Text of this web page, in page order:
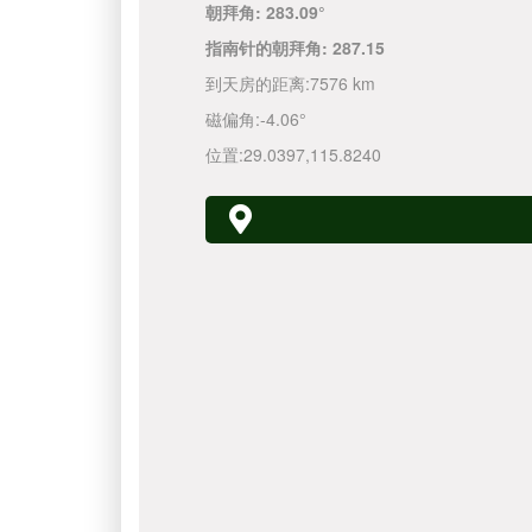
朝拜角: 283.09°
指南针的朝拜角: 287.15
到天房的距离:7576 km
磁偏角:-4.06°
位置:29.0397,115.8240